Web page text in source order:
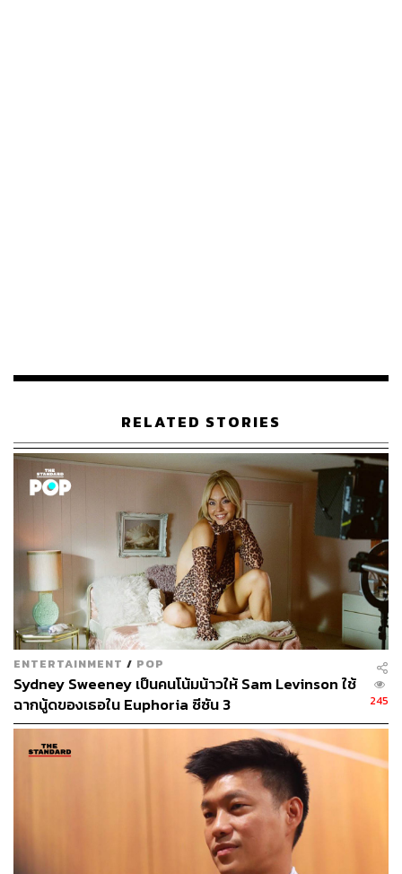
RELATED STORIES
ENTERTAINMENT / POP
Sydney Sweeney เป็นคนโน้มน้าวให้ Sam Levinson ใช้
ฉากนู้ดของเธอใน Euphoria ซีซัน 3
245